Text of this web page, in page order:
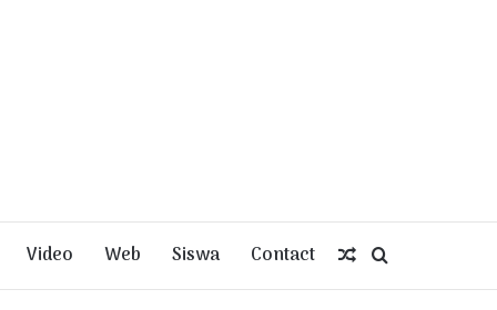
Video Web Siswa Contact Random